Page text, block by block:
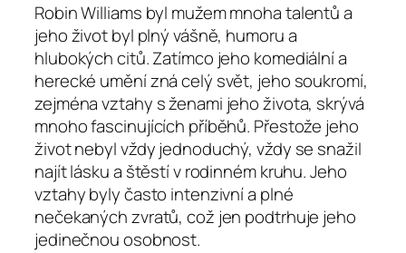
Robin Williams byl mužem mnoha talentů a
jeho život byl plný vášně, humoru a
hlubokých citů. Zatímco jeho komediální a
herecké umění zná celý svět, jeho soukromí,
zejména vztahy s ženami jeho života, skrývá
mnoho fascinujících příběhů. Přestože jeho
život nebyl vždy jednoduchý, vždy se snažil
najít lásku a štěstí v rodinném kruhu. Jeho
vztahy byly často intenzivní a plné
nečekaných zvratů, což jen podtrhuje jeho
jedinečnou osobnost.